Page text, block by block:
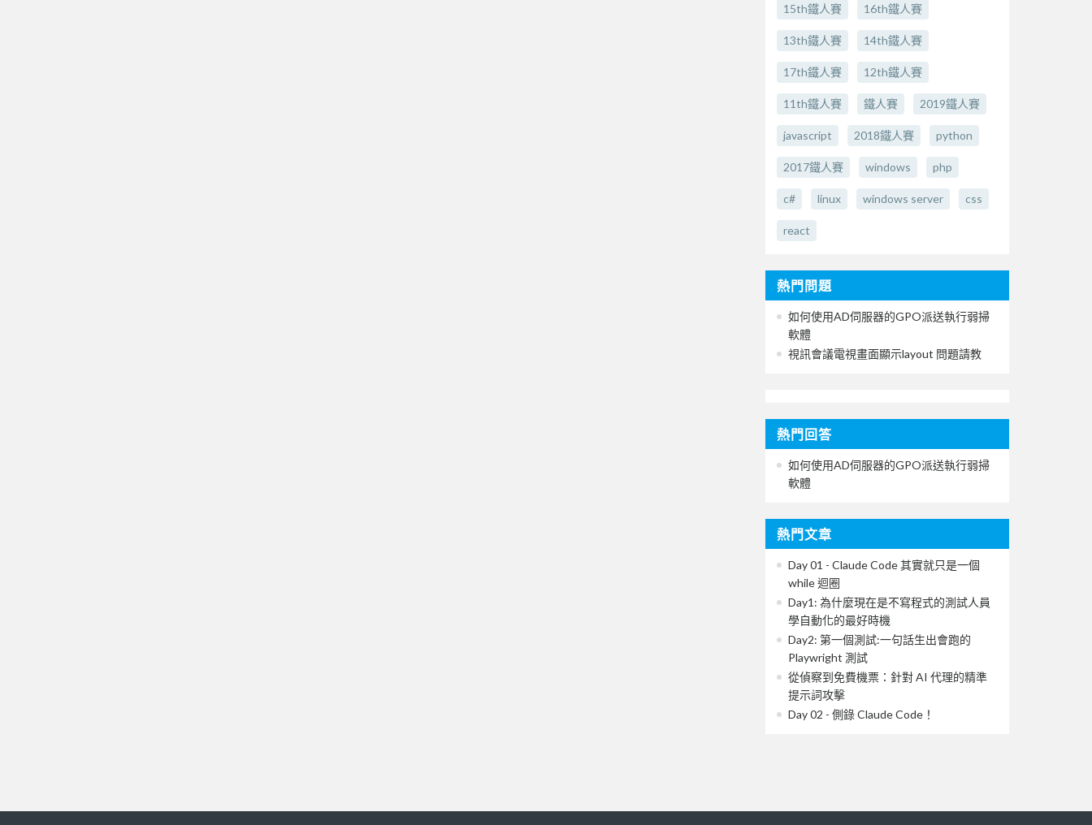
15th鐵人賽 16th鐵人賽
13th鐵人賽 14th鐵人賽
17th鐵人賽 12th鐵人賽
11th鐵人賽 鐵人賽 2019鐵人賽
javascript 2018鐵人賽 python
2017鐵人賽 windows php
c# linux windows server css
react
熱門問題
如何使用AD伺服器的GPO派送執行弱掃
軟體
視訊會議電視畫面顯示layout 問題請教
熱門回答
如何使用AD伺服器的GPO派送執行弱掃
軟體
熱門文章
Day 01 - Claude Code 其實就只是一個
while 迴圈
Day1: 為什麼現在是不寫程式的測試人員
學自動化的最好時機
Day2: 第一個測試:一句話生出會跑的
Playwright 測試
從偵察到免費機票：針對 AI 代理的精準
提示詞攻擊
Day 02 - 側錄 Claude Code！